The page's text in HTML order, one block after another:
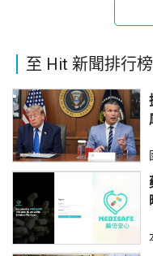
至 Hit 新聞排行榜